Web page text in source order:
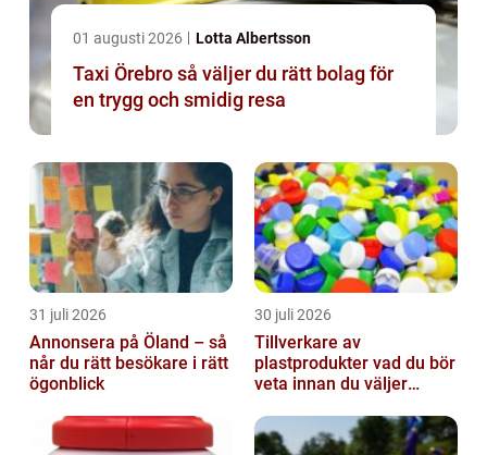
01 augusti 2026 Lotta Albertsson
Taxi Örebro så väljer du rätt bolag för
en trygg och smidig resa
31 juli 2026
Annonsera på Öland – så
når du rätt besökare i rätt
ögonblick
30 juli 2026
Tillverkare av
plastprodukter vad du bör
veta innan du väljer